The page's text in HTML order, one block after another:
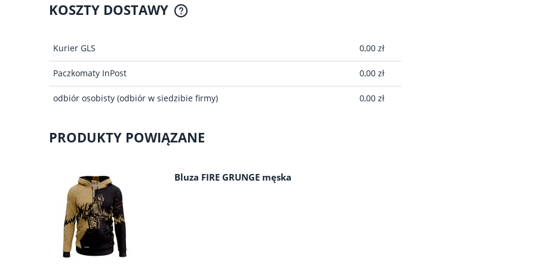
KOSZTY DOSTAWY
Kurier GLS 0,00 zł
Paczkomaty InPost 0,00 zł
odbiór osobisty (odbiór w siedzibie firmy) 0,00 zł
PRODUKTY POWIĄZANE
Bluza FIRE GRUNGE męska